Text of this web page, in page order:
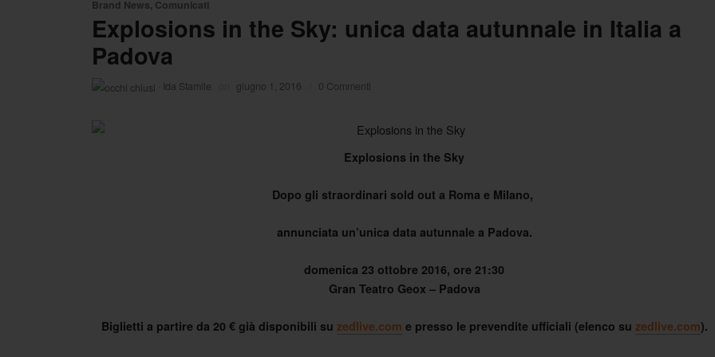
Brand News, Comunicati
Explosions in the Sky: unica data autunnale in Italia a
Padova
Ida Stamile giugno 1, 2016 0 Commenti
Explosions in the Sky
Dopo gli straordinari sold out a Roma e Milano,
annunciata un’unica data autunnale a Padova.
domenica 23 ottobre 2016, ore 21:30
Gran Teatro Geox – Padova
Biglietti a partire da 20 € già disponibili su zedlive.com e presso le prevendite ufficiali (elenco su zedlive.com).